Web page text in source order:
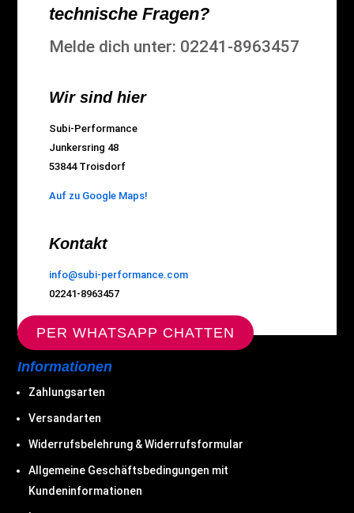
technische Fragen?
Melde dich unter: 02241-8963457
Wir sind hier
Subi-Performance
Junkersring 48
53844 Troisdorf
Auf zu Google Maps!
Kontakt
info@subi-performance.com
02241-8963457
PER WHATSAPP CHATTEN
Informationen
Zahlungsarten
Versandarten
Widerrufsbelehrung & Widerrufsformular
Allgemeine Geschäftsbedingungen mit
Kundeninformationen